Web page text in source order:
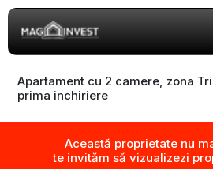
Apartament cu 2 camere, zona
prima inchiriere
Această proprietate nu
te invităm să vizualizezi